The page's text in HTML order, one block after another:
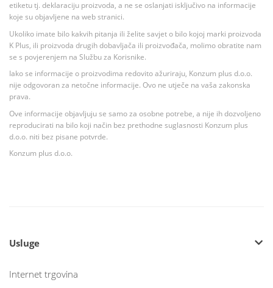
etiketu tj. deklaraciju proizvoda, a ne se oslanjati isključivo na informacije
koje su objavljene na web stranici.
Ukoliko imate bilo kakvih pitanja ili želite savjet o bilo kojoj marki proizvoda
K Plus, ili proizvoda drugih dobavljača ili proizvođača, molimo obratite nam
se s povjerenjem na Službu za Korisnike.
Iako se informacije o proizvodima redovito ažuriraju, Konzum plus d.o.o.
nije odgovoran za netočne informacije. Ovo ne utječe na vaša zakonska
prava.
Ove informacije objavljuju se samo za osobne potrebe, a nije ih dozvoljeno
reproducirati na bilo koji način bez prethodne suglasnosti Konzum plus
d.o.o. niti bez pisane potvrde.
Konzum plus d.o.o.
Usluge
Internet trgovina